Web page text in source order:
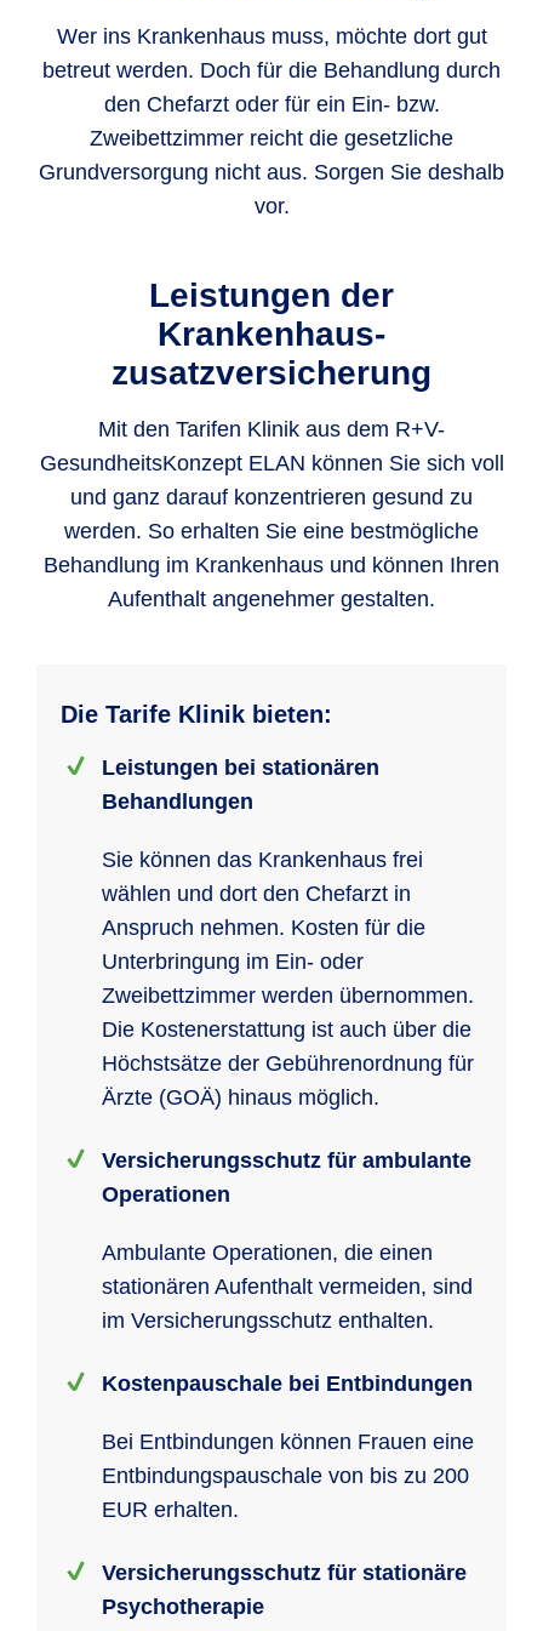
Wer ins Krankenhaus muss, möchte dort gut
betreut werden. Doch für die Behandlung durch
den Chefarzt oder für ein Ein- bzw.
Zweibettzimmer reicht die gesetzliche
Grundversorgung nicht aus. Sorgen Sie deshalb
vor.
Leistungen der
Krankenhaus­
zusatzversicherung
Mit den Tarifen Klinik aus dem R+V-
GesundheitsKonzept ELAN können Sie sich voll
und ganz darauf konzentrieren gesund zu
werden. So erhalten Sie eine bestmögliche
Behandlung im Krankenhaus und können Ihren
Aufenthalt angenehmer gestalten.
Die Tarife Klinik bieten:
Leistungen bei stationären
Behandlungen
Sie können das Krankenhaus frei
wählen und dort den Chefarzt in
Anspruch nehmen. Kosten für die
Unterbringung im Ein- oder
Zweibettzimmer werden übernommen.
Die Kostenerstattung ist auch über die
Höchstsätze der Gebührenordnung für
Ärzte (GOÄ) hinaus möglich.
Versicherungsschutz für ambulante
Operationen
Ambulante Operationen, die einen
stationären Aufenthalt vermeiden, sind
im Versicherungsschutz enthalten.
Kostenpauschale bei Entbindungen
Bei Entbindungen können Frauen eine
Entbindungspauschale von bis zu 200
EUR erhalten.
Versicherungsschutz für stationäre
Psychotherapie